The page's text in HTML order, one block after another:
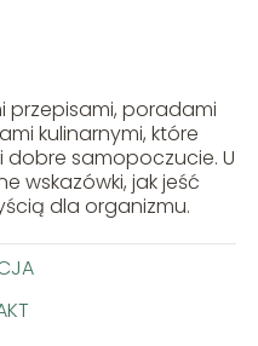
przepisami, poradami
kulinarnymi, które
samopoczucie. U
wskazówki, jak jeść
dla organizmu.